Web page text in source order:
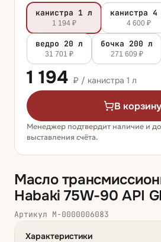
Масло
Habaki 75W-90 API
Артикул М-0000006083
Характеристики
канистра 1 л
1 194 ₽
канистра 4
4 600 ₽
ведро 20 л
31 701 ₽
бочка 200 л
271 609 ₽
1 194 ₽ / канистра 1 л
В корзину
Менеджер подтвердит наличие и
выставления счёта.